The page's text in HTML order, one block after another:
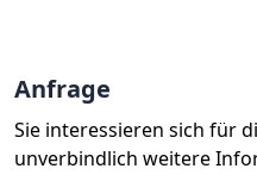
Anfrage
Sie interessieren sich für
unverbindlich weitere